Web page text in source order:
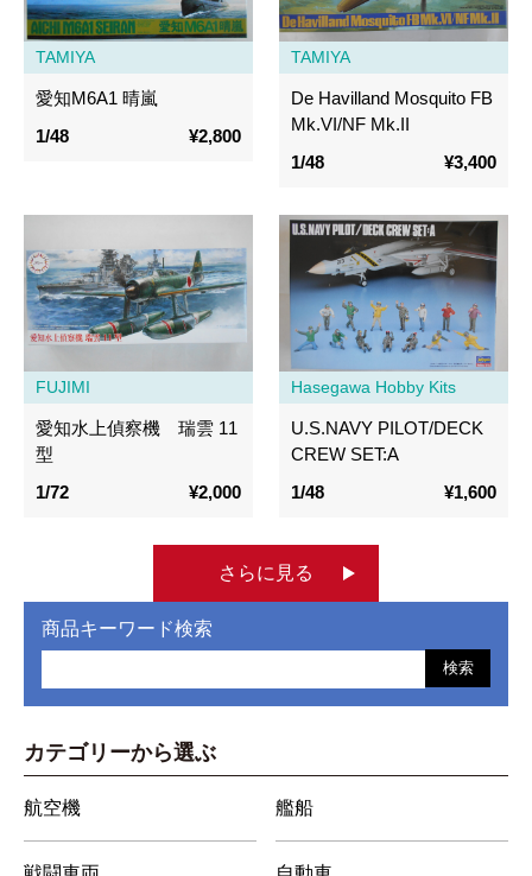
TAMIYA
愛知M6A1 晴嵐
1/48
¥2,800
TAMIYA
De Havilland Mosquito FB
Mk.VI/NF Mk.II
1/48
¥3,400
FUJIMI
愛知水上偵察機 瑞雲 11
型
1/72
¥2,000
Hasegawa Hobby Kits
U.S.NAVY PILOT/DECK
CREW SET:A
1/48
¥1,600
さらに見る
商品キーワード検索
検索
カテゴリーから選ぶ
航空機 艦船